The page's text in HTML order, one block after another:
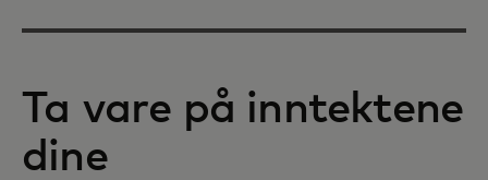
Ta vare på inntektene
dine